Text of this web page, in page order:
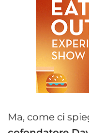
Ma, come ci